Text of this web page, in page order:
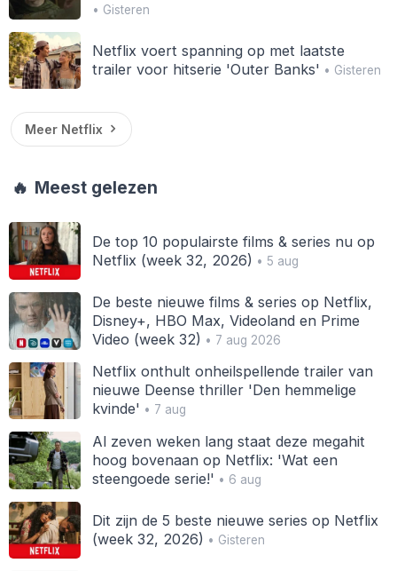
• Gisteren
Netflix voert spanning op met laatste
trailer voor hitserie 'Outer Banks' • Gisteren
Meer Netflix
🔥 Meest gelezen
De top 10 populairste films & series nu op
Netflix (week 32, 2026) • 5 aug
De beste nieuwe films & series op Netflix,
Disney+, HBO Max, Videoland en Prime
Video (week 32) • 7 aug 2026
Netflix onthult onheilspellende trailer van
nieuwe Deense thriller 'Den hemmelige
kvinde' • 7 aug
Al zeven weken lang staat deze megahit
hoog bovenaan op Netflix: 'Wat een
steengoede serie!' • 6 aug
Dit zijn de 5 beste nieuwe series op Netflix
(week 32, 2026) • Gisteren